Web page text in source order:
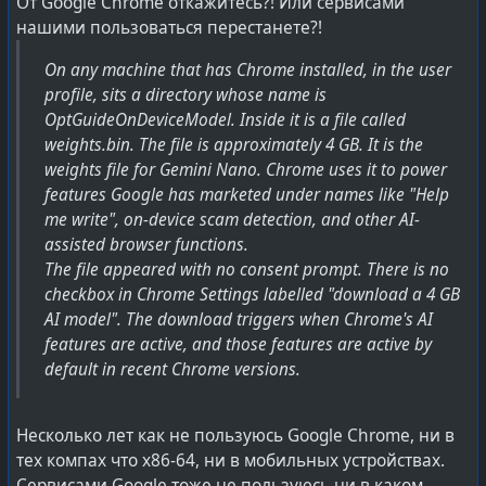
исправлены по математическим и логическим
нормам. А для формул или различных спецсимволов
используется Unicode.
OOXML Transitional
Нужен для перехода со старых форматов .doc, .xls, .ppt.
Внутри документов разрешены старые бинарные
элементы из 90-х. Известные ошибки MS Office
описаны и узаконены как нюансы во имя
совместимости. Использует десятки «флагов
совместимости» описывающие не логику разметки, а
указывающие отображать документ с определёнными
нюансами/ошибками/нормами устоявшимися когда-
то в прошлом во времена MS Office.
Примеры различий Strict и Transitional
описаны как на базе DrawingML (современном
стандарте для векторной графики).
продвижения с анализом обратной связи.
российский рынок — почти всегда там такая проблема
и беда в 9 из 10 случаев. И да, это частная, а не
публичная компания. Где гендир чуть ли не основной
собственник и в компании царит тоталитарное
давление его мнения и суждений. Отношение к
сотрудникам как к дерьму — всякой падали
второсортной и холопам с холуями. Нормальные
людей возле таких гендиров-собственников не
задерживаются, одни только подлизы с
корпоративными собаками. Нет вменяемых людей
готовых не служит-прислуживать, а заниматься
продуктами и проектами.
И так сложилось, что большинство подобных
компаний последние 20-25 лет сосредотачивались в
московском регионе, которые специализировались на
продукции для российского внутреннего рынка. В то
нашими пользоваться перестанете?!
On any machine that has Chrome installed, in the user
profile, sits a directory whose name is
OptGuideOnDeviceModel. Inside it is a file called
weights.bin. The file is approximately 4 GB. It is the
weights file for Gemini Nano. Chrome uses it to power
features Google has marketed under names like "Help
me write", on-device scam detection, and other AI-
assisted browser functions.
The file appeared with no consent prompt. There is no
checkbox in Chrome Settings labelled "download a 4 GB
AI model". The download triggers when Chrome's AI
features are active, and those features are active by
default in recent Chrome versions.
Несколько лет как не пользуюсь Google Chrome, ни в
тех компах что x86-64, ни в мобильных устройствах.